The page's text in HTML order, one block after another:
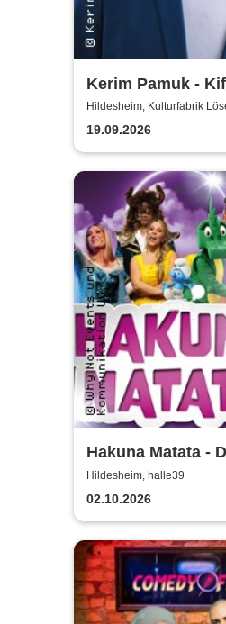
Kerim Pamuk -
& Kajal
Hildesheim, Kulturfabrik
19.09.2026
Hakuna Matata -
einzigartige große
Kindermusical-
Hildesheim, halle39
02.10.2026